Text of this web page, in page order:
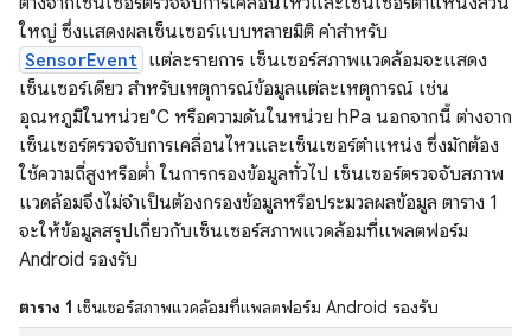
ใหญ่ ซึ่งแสดงผลเซ็นเซอร์แบบหลายมิติ ค่าสำหรับ
SensorEvent แต่ละรายการ เซ็นเซอร์สภาพแวดล้อมจะแสดง
เซ็นเซอร์เดียว สําหรับเหตุการณ์ข้อมูลแต่ละเหตุการณ์ เช่น
อุณหภูมิในหน่วย°C หรือความดันในหน่วย hPa นอกจากนี้ ต่างจาก
เซ็นเซอร์ตรวจจับการเคลื่อนไหวและเซ็นเซอร์ตำแหน่ง ซึ่งมักต้อง
ใช้ความถี่สูงหรือต่ำ ในการกรองข้อมูลทั่วไป เซ็นเซอร์ตรวจจับสภาพ
แวดล้อมจึงไม่จําเป็นต้องกรองข้อมูลหรือประมวลผลข้อมูล ตาราง 1
จะให้ข้อมูลสรุปเกี่ยวกับเซ็นเซอร์สภาพแวดล้อมที่แพลตฟอร์ม
Android รองรับ
ตาราง 1 เซ็นเซอร์สภาพแวดล้อมที่แพลตฟอร์ม Android รองรับ